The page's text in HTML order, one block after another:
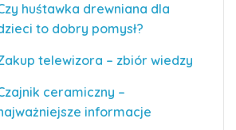
huśtawka drewniana dla
to dobry pomysł?
telewizora – zbiór wiedzy
ceramiczny –
informacje